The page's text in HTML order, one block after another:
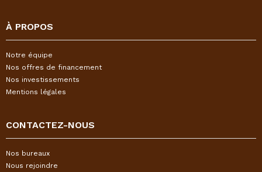
À PROPOS
Notre équipe
Nos offres de financement
Nos investissements
Mentions légales
CONTACTEZ-NOUS
Nos bureaux
Nous rejoindre